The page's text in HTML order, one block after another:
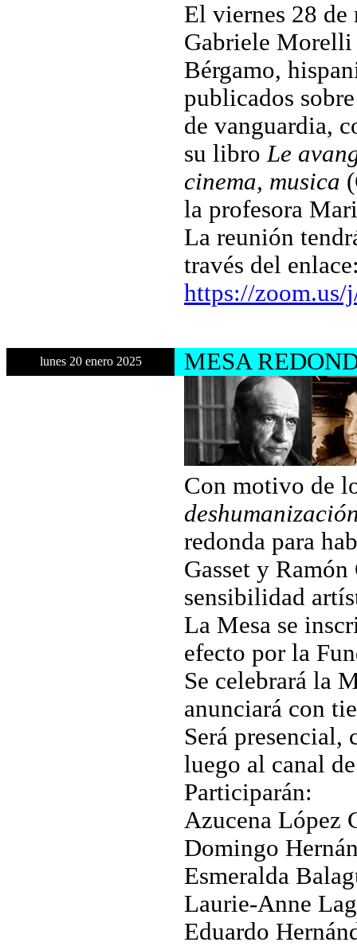
El viernes 28 de
Gabriele Morelli
Bérgamo,
publicados
de vanguardia,
su libroLe
cinema, musica
la profesora
La reunión
través del
https://zoom.us/
lunes 20 enero 2025 MESA
Con motivo de
redonda para
Gasset y
sensibilidad
La Mesa se
efecto por la
Se celebrará la
anunciará con
Será presencial,
luego al canal
Participarán:
Azucena López
Domingo
Esmeralda
Laurie-Anne
Eduardo